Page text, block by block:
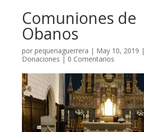
Comuniones de
Obanos
por pequenaguerrera | May 10, 2019 |
Donaciones | 0 Comentarios